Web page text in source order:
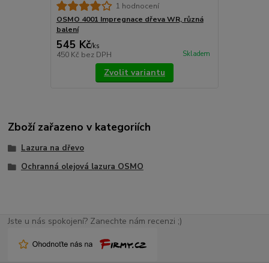
1 hodnocení
OSMO 4001 Impregnace dřeva WR, různá
balení
545 Kč/ks
450 Kč bez DPH Skladem
Zvolit variantu
Zboží zařazeno v kategoriích
Lazura na dřevo
Ochranná olejová lazura OSMO
Jste u nás spokojení? Zanechte nám recenzi ;)